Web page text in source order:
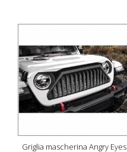
Griglia mascherina Angry Eyes